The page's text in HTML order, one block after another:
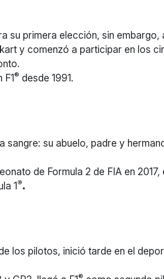
su primera elección, sin embargo,
y comenzó a participar en los
F1® desde 1991.
sangre: su abuelo, padre y
de Formula 2 de FIA en
1®.
los pilotos, inició tarde en el
®